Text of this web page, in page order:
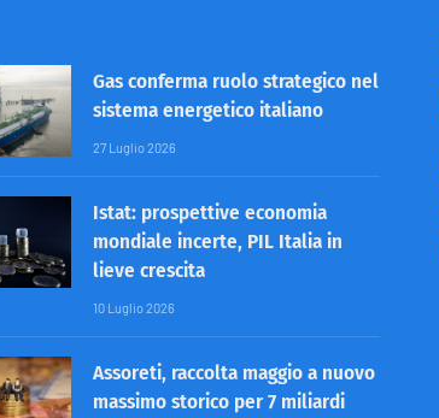
Gas conferma ruolo strategico nel
sistema energetico italiano
27 Luglio 2026
Istat: prospettive economia
mondiale incerte, PIL Italia in
lieve crescita
10 Luglio 2026
Assoreti, raccolta maggio a nuovo
massimo storico per 7 miliardi